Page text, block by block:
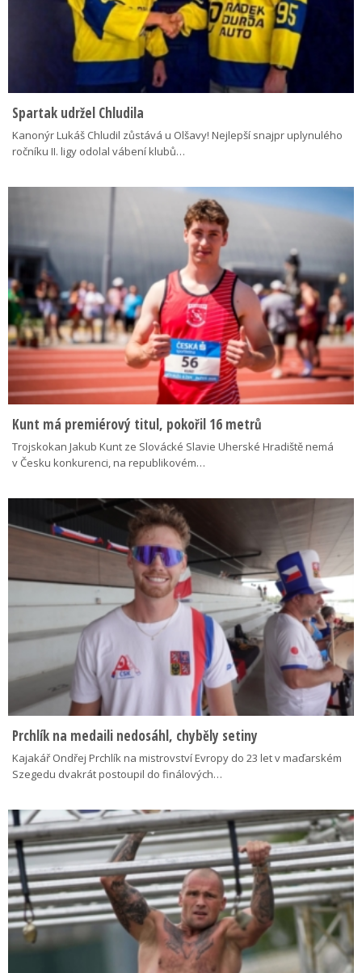
Spartak udržel Chludila
Kanonýr Lukáš Chludil zůstává u Olšavy! Nejlepší snajpr uplynulého
ročníku II. ligy odolal vábení klubů…
Kunt má premiérový titul, pokořil 16 metrů
Trojskokan Jakub Kunt ze Slovácké Slavie Uherské Hradiště nemá
v Česku konkurenci, na republikovém…
Prchlík na medaili nedosáhl, chyběly setiny
Kajakář Ondřej Prchlík na mistrovství Evropy do 23 let v maďarském
Szegedu dvakrát postoupil do finálových…